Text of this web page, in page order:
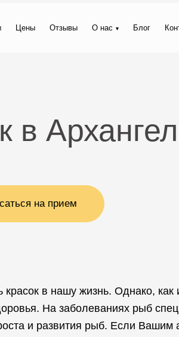
Цены Отзывы О нас Блог
в
на прием
в нашу жизнь. Однако,
На заболеваниях рыб
и развития рыб. Если